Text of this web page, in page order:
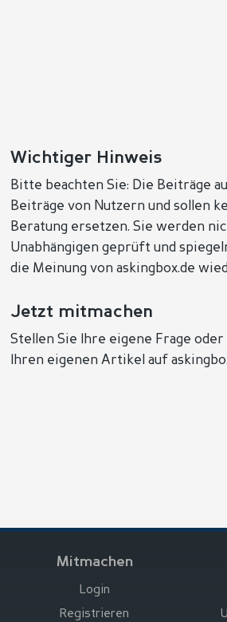
Wichtiger Hinweis
Bitte beachten Sie: Die Beiträge
Beiträge von Nutzern und sollen
Beratung ersetzen. Sie werden
Unabhängigen geprüft und
die Meinung von askingbox.de
Jetzt mitmachen
Stellen Sie Ihre eigene Frage
Ihren eigenen Artikel auf
Mitmachen
Login
Registrieren